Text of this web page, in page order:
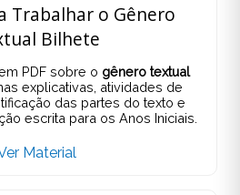
Trabalhar o Gênero
Bilhete
PDF sobre o gênero textual
explicativas, atividades de
das partes do texto e
escrita para os Anos Iniciais.
Material